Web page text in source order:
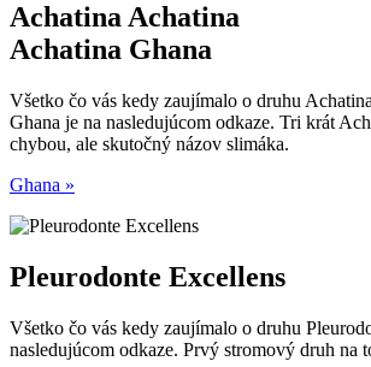
Achatina Achatina
Achatina Ghana
Všetko čo vás kedy zaujímalo o druhu
Ghana je na nasledujúcom odkaze. Tri krát
chybou, ale skutočný názov slimáka.
Ghana »
Pleurodonte Excellens
Všetko čo vás kedy zaujímalo o druhu
nasledujúcom odkaze. Prvý stromový druh na